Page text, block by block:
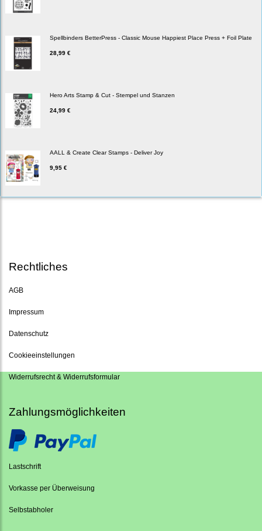
Spellbinders BetterPress - Classic Mouse Happiest Place Press + Foil Plate
28,99 €
Hero Arts Stamp & Cut - Stempel und Stanzen
24,99 €
AALL & Create Clear Stamps - Deliver Joy
9,95 €
Rechtliches
AGB
Impressum
Datenschutz
Cookieeinstellungen
Widerrufsrecht & Widerrufsformular
Zahlungsmöglichkeiten
Lastschrift
Vorkasse per Überweisung
Selbstabholer